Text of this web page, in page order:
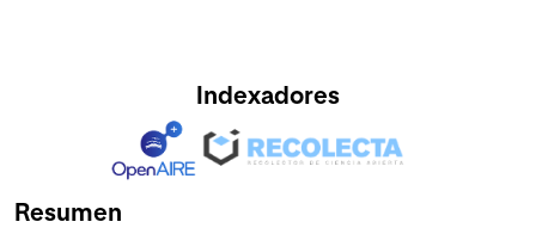
Indexadores
Resumen